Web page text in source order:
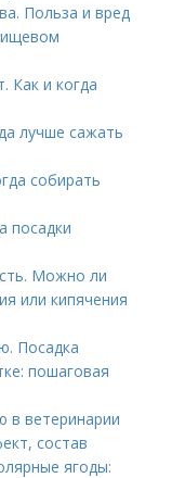
Польза и вред
Как и когда
лучше сажать
собирать
посадки
Можно ли
или кипячения
Посадка
пошаговая
в ветеринарии
состав
ягоды: